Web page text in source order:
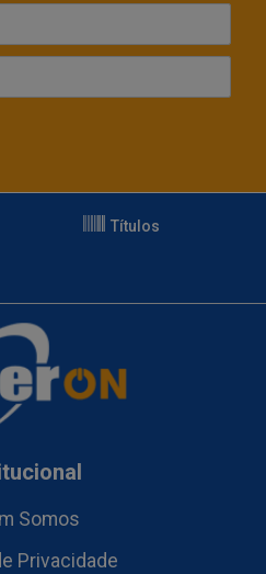
Títulos
Somos
Privacidade